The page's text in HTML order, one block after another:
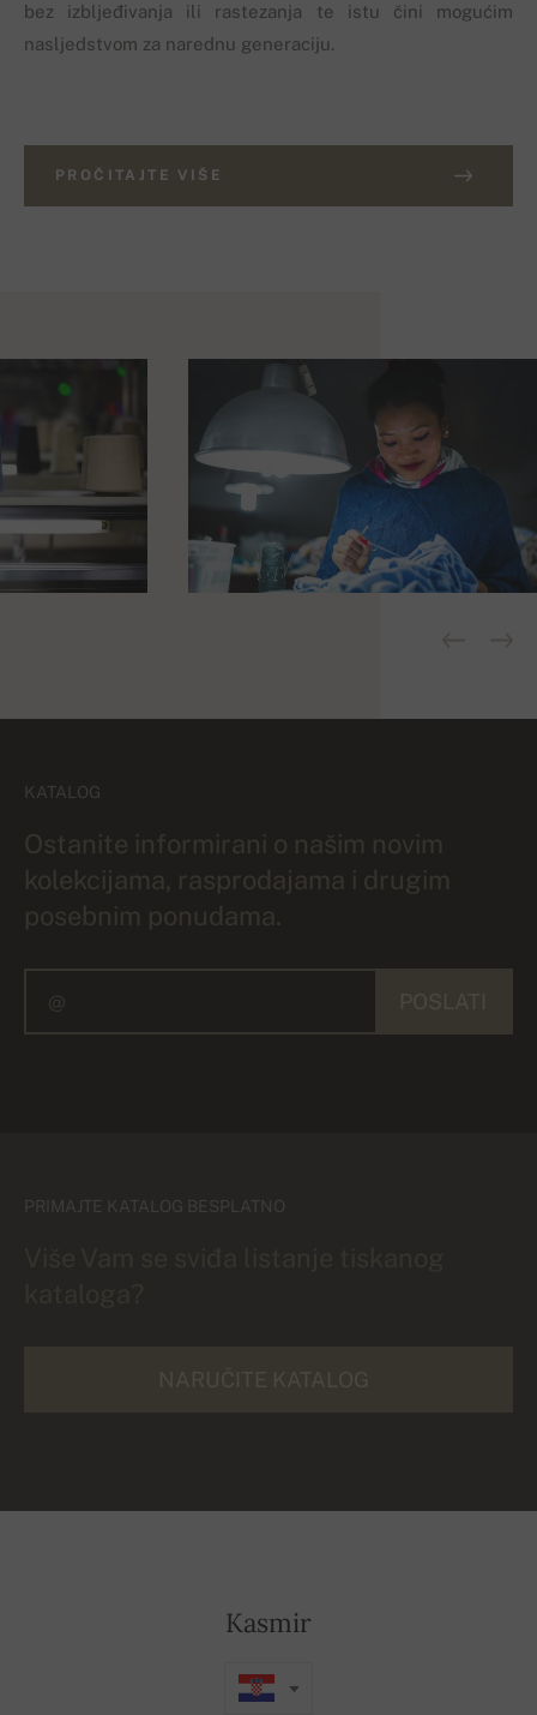
bez izbljeđivanja ili rastezanja te istu čini mogućim
nasljedstvom za narednu generaciju.
PROČITAJTE VIŠE
KATALOG
Ostanite informirani o našim novim
kolekcijama, rasprodajama i drugim
posebnim ponudama.
PRIMAJTE KATALOG BESPLATNO
Kasmir